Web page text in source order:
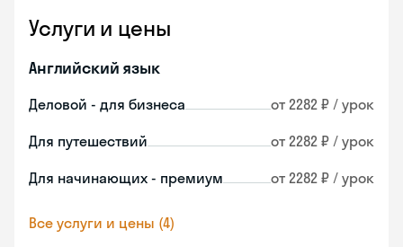
Услуги и цены
Английский язык
Деловой - для бизнеса от 2282 ₽ / урок
Для путешествий от 2282 ₽ / урок
Для начинающих - премиум от 2282 ₽ / урок
Все услуги и цены (4)